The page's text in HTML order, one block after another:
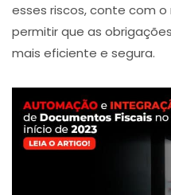
esses riscos, conte com o
permitir que as
mais eficiente e segura.